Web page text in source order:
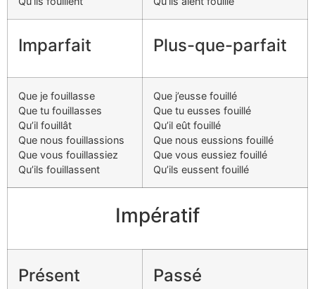
Imparfait Plus-que-parfait
Que je fouillasse
Que tu fouillasses
Qu’il fouillât
Que nous fouillassions
Que vous fouillassiez
Qu’ils fouillassent
Que j’eusse fouillé
Que tu eusses fouillé
Qu’il eût fouillé
Que nous eussions fouillé
Que vous eussiez fouillé
Qu’ils eussent fouillé
Impératif
Présent Passé